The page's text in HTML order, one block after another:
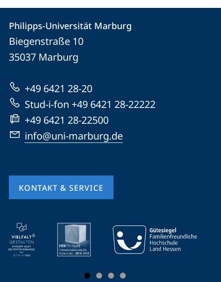
Kontakt
und
Informationen
zur
Website
Kontaktinformationen
Philipps-
Universität
Marburg
Philipps-Universität Marburg
Biegenstraße 10
35037 Marburg
+49 6421 28-20
Stud-i-fon +49 6421 28-22222
+49 6421 28-22500
info@uni-marburg.de
KONTAKT & SERVICE
Mobile-
Service-
Navigation